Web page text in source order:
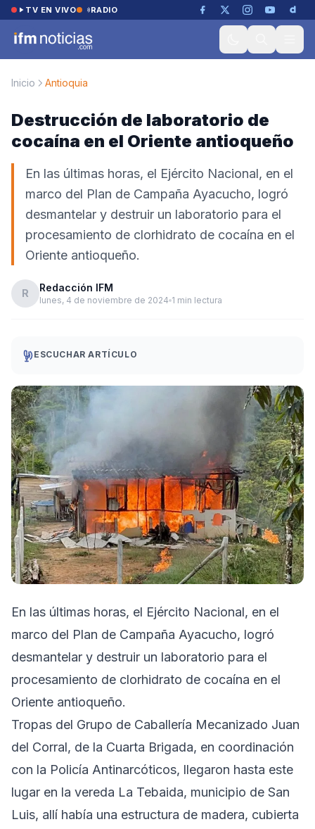
Saltar al contenido
TV EN VIVO RADIO
Inicio Antioquia
Destrucción de laboratorio de
cocaína en el Oriente antioqueño
En las últimas horas, el Ejército Nacional, en el
marco del Plan de Campaña Ayacucho, logró
desmantelar y destruir un laboratorio para el
procesamiento de clorhidrato de cocaína en el
Oriente antioqueño.
R Redacción IFM
lunes, 4 de noviembre de 2024 1 min lectura
ESCUCHAR ARTÍCULO
En las últimas horas, el Ejército Nacional, en el
marco del Plan de Campaña Ayacucho, logró
desmantelar y destruir un laboratorio para el
procesamiento de clorhidrato de cocaína en el
Oriente antioqueño.
Tropas del Grupo de Caballería Mecanizado Juan
del Corral, de la Cuarta Brigada, en coordinación
con la Policía Antinarcóticos, llegaron hasta este
lugar en la vereda La Tebaida, municipio de San
Luis, allí había una estructura de madera, cubierta